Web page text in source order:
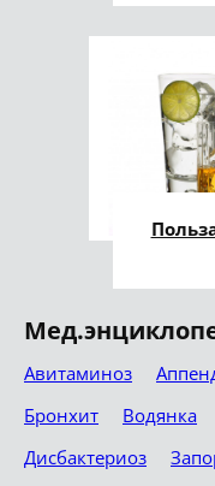
Авитаминоз
Бронхит
Водянка
Дисбактериоз